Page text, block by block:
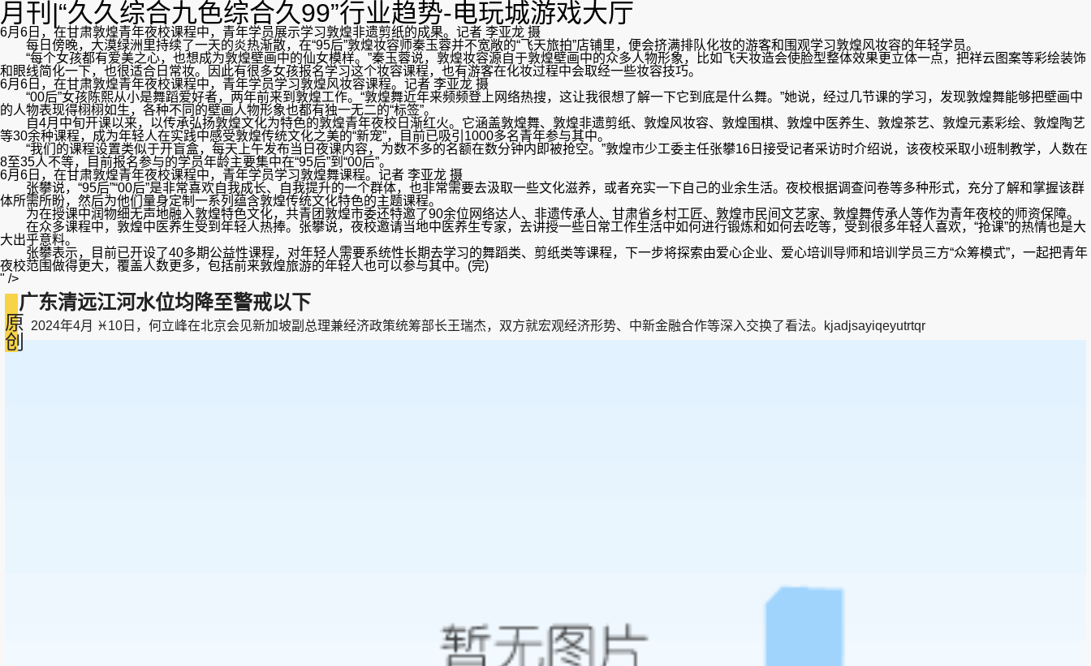
月刊|“久久综合九色综合久99”行业趋势-电玩城游戏大厅
6月6日，在甘肃敦煌青年夜校课程中，青年学员展示学习敦煌非遗剪纸的成果。记者 李亚龙 摄
每日傍晚，大漠绿洲里持续了一天的炎热渐散，在“95后”敦煌妆容师秦玉蓉并不宽敞的“飞天旅拍”店铺里，便会挤满排队化妆的游客和围观学习敦煌风妆容的年轻学员。
“每个女孩都有爱美之心，也想成为敦煌壁画中的仙女模样。”秦玉蓉说，敦煌妆容源自于敦煌壁画中的众多人物形象，比如飞天妆造会使脸型整体效果更立体一点，把祥云图案等彩绘装饰
和眼线简化一下，也很适合日常妆。因此有很多女孩报名学习这个妆容课程，也有游客在化妆过程中会取经一些妆容技巧。
6月6日，在甘肃敦煌青年夜校课程中，青年学员学习敦煌风妆容课程。记者 李亚龙 摄
“00后”女孩陈熙从小是舞蹈爱好者，两年前来到敦煌工作。“敦煌舞近年来频频登上网络热搜，这让我很想了解一下它到底是什么舞。”她说，经过几节课的学习，发现敦煌舞能够把壁画中
的人物表现得栩栩如生，各种不同的壁画人物形象也都有独一无二的“标签”。
自4月中旬开课以来，以传承弘扬敦煌文化为特色的敦煌青年夜校日渐红火。它涵盖敦煌舞、敦煌非遗剪纸、敦煌风妆容、敦煌围棋、敦煌中医养生、敦煌茶艺、敦煌元素彩绘、敦煌陶艺
等30余种课程，成为年轻人在实践中感受敦煌传统文化之美的“新宠”，目前已吸引1000多名青年参与其中。
“我们的课程设置类似于开盲盒，每天上午发布当日夜课内容，为数不多的名额在数分钟内即被抢空。”敦煌市少工委主任张攀16日接受记者采访时介绍说，该夜校采取小班制教学，人数在
8至35人不等，目前报名参与的学员年龄主要集中在“95后”到“00后”。
6月6日，在甘肃敦煌青年夜校课程中，青年学员学习敦煌舞课程。记者 李亚龙 摄
张攀说，“95后”“00后”是非常喜欢自我成长、自我提升的一个群体，也非常需要去汲取一些文化滋养，或者充实一下自己的业余生活。夜校根据调查问卷等多种形式，充分了解和掌握该群
体所需所盼，然后为他们量身定制一系列蕴含敦煌传统文化特色的主题课程。
为在授课中润物细无声地融入敦煌特色文化，共青团敦煌市委还特邀了90余位网络达人、非遗传承人、甘肃省乡村工匠、敦煌市民间文艺家、敦煌舞传承人等作为青年夜校的师资保障。
在众多课程中，敦煌中医养生受到年轻人热捧。张攀说，夜校邀请当地中医养生专家，去讲授一些日常工作生活中如何进行锻炼和如何去吃等，受到很多年轻人喜欢，“抢课”的热情也是大
大出乎意料。
张攀表示，目前已开设了40多期公益性课程，对年轻人需要系统性长期去学习的舞蹈类、剪纸类等课程，下一步将探索由爱心企业、爱心培训导师和培训学员三方“众筹模式”，一起把青年
夜校范围做得更大，覆盖人数更多，包括前来敦煌旅游的年轻人也可以参与其中。(完)
" />
原
创
广东清远江河水位均降至警戒以下
2024年4月 ♓10日，何立峰在北京会见新加坡副总理兼经济政策统筹部长王瑞杰，双方就宏观经济形势、中新金融合作等深入交换了看法。kjadjsayiqeyutrtqr